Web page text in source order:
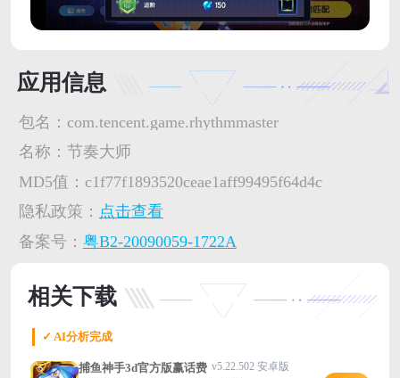
应用信息
包名： com.tencent.game.rhythmmaster
名称： 节奏大师
MD5值： c1f77f1893520ceae1aff99495f64d4c
隐私政策： 点击查看
备案号： 粤B2-20090059-1722A
相关下载
✓ AI分析完成
捕鱼神手3d官方版赢话费 v5.22.502 安卓版